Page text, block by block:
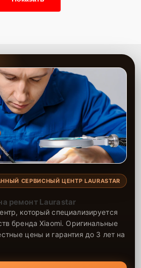
СЕРВИСНЫЙ ЦЕНТР LAURASTAR
ремонт Laurastar
который специализируется
бренда Xiaomi. Оригинальные
цены и гарантия до 3 лет на